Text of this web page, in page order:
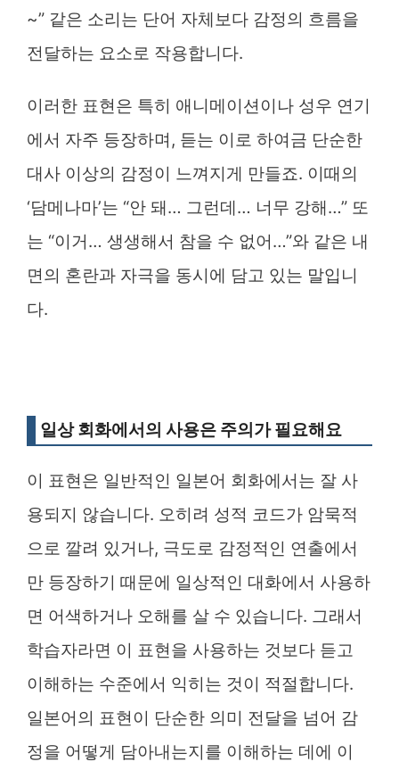
~” 같은 소리는 단어 자체보다 감정의 흐름을
전달하는 요소로 작용합니다.
이러한 표현은 특히 애니메이션이나 성우 연기
에서 자주 등장하며, 듣는 이로 하여금 단순한
대사 이상의 감정이 느껴지게 만들죠. 이때의
‘담메나마’는 “안 돼… 그런데… 너무 강해…” 또
는 “이거… 생생해서 참을 수 없어…”와 같은 내
면의 혼란과 자극을 동시에 담고 있는 말입니
다.
일상 회화에서의 사용은 주의가 필요해요
이 표현은 일반적인 일본어 회화에서는 잘 사
용되지 않습니다. 오히려 성적 코드가 암묵적
으로 깔려 있거나, 극도로 감정적인 연출에서
만 등장하기 때문에 일상적인 대화에서 사용하
면 어색하거나 오해를 살 수 있습니다. 그래서
학습자라면 이 표현을 사용하는 것보다 듣고
이해하는 수준에서 익히는 것이 적절합니다.
일본어의 표현이 단순한 의미 전달을 넘어 감
정을 어떻게 담아내는지를 이해하는 데에 이